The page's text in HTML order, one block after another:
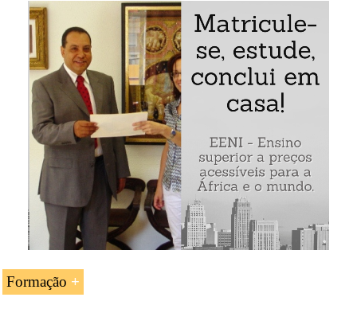
Introdução ao Acordo de Livre-Comércio entre o
MERCOSUL
e a República Árabe doEgito
O comércio internacional de mercadorias
As regras de origem e as salvaguardas
O certificado de origem
Formação